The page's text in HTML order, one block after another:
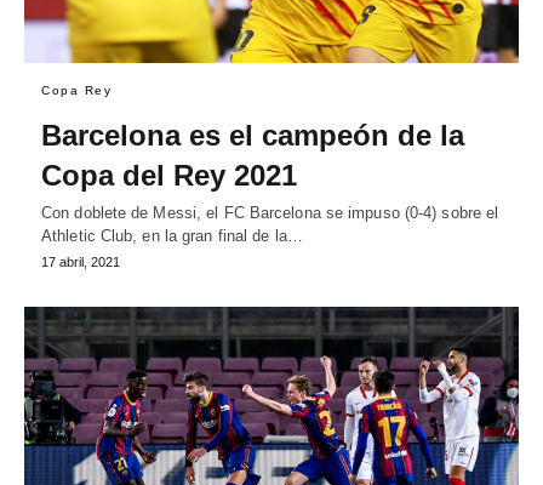
Copa Rey
Barcelona es el campeón de la
Copa del Rey 2021
Con doblete de Messi, el FC Barcelona se impuso (0-4) sobre el
Athletic Club, en la gran final de la…
17 abril, 2021